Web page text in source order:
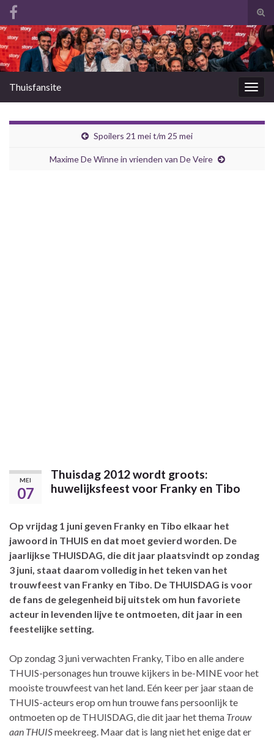
Search for:
Thuisfansite
Spoilers 21 mei t/m 25 mei
Maxime De Winne in vrienden van De Veire
MEI
07
Thuisdag 2012 wordt groots:
huwelijksfeest voor Franky en Tibo
Op vrijdag 1 juni geven Franky en Tibo elkaar het
jawoord in THUIS en dat moet gevierd worden. De
jaarlijkse THUISDAG, die dit jaar plaatsvindt op zondag
3 juni, staat daarom volledig in het teken van het
trouwfeest van Franky en Tibo. De THUISDAG is voor
de fans de gelegenheid bij uitstek om hun favoriete
acteur in levenden lijve te ontmoeten, dit jaar in een
feestelijke setting.
Op zondag 3 juni verwachten Franky, Tibo en alle andere
THUIS-personages hun trouwe kijkers in be-MINE voor het
mooiste trouwfeest van het land. Eén keer per jaar staan de
THUIS-acteurs erop om hun trouwe fans persoonlijk te
ontmoeten op de THUISDAG, die dit jaar het thema Trouw
aan THUISmeekreeg. Maar dat is lang niet het enige dat er